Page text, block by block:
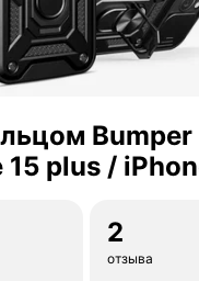
Bumper
plus /
2
отзыва